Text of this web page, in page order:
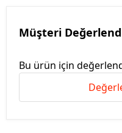
Müşteri
Bu ürün için